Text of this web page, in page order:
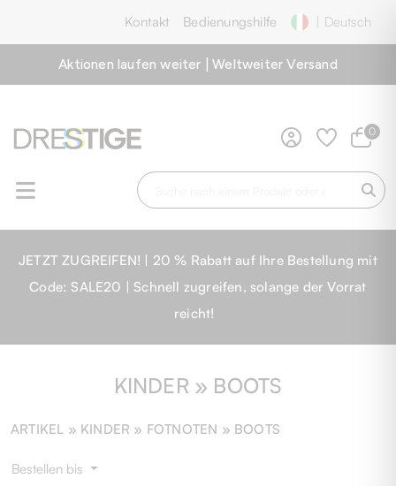
Kontakt Bedienungshilfe | Deutsch
Aktionen laufen weiter | Weltweiter Versand
0
JETZT ZUGREIFEN! | 20 % Rabatt auf Ihre Bestellung mit
Code: SALE20 | Schnell zugreifen, solange der Vorrat
reicht!
KINDER » BOOTS
ARTIKEL » KINDER » FOTNOTEN » BOOTS
Bestellen bis